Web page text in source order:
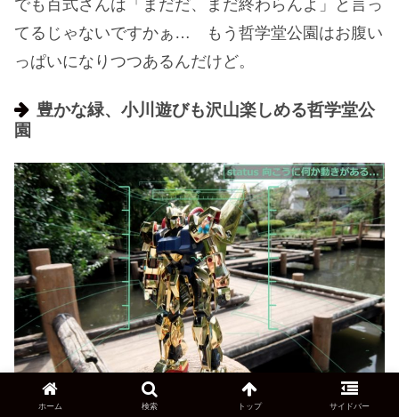
でも百式さんは「まだだ、まだ終わらんよ」と言っ
てるじゃないですかぁ… もう哲学堂公園はお腹い
っぱいになりつつあるんだけど。
豊かな緑、小川遊びも沢山楽しめる哲学堂公
園
ホーム 検索 トップ サイドバー